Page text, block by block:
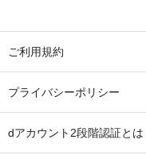
ご利用規約
プライバシーポリシー
dアカウント2段階認証とは